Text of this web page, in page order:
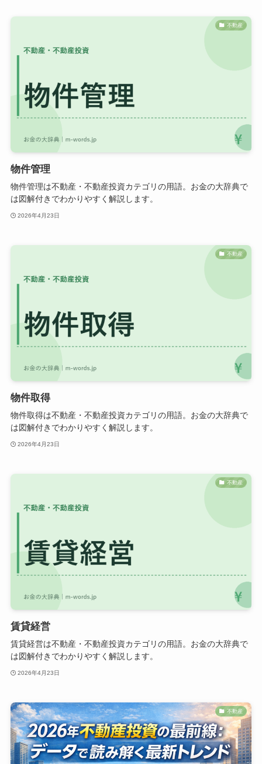
不動産
物件管理
物件管理は不動産・不動産投資カテゴリの用語。お金の大辞典で
は図解付きでわかりやすく解説します。
2026年4月23日
不動産
物件取得
物件取得は不動産・不動産投資カテゴリの用語。お金の大辞典で
は図解付きでわかりやすく解説します。
2026年4月23日
不動産
賃貸経営
賃貸経営は不動産・不動産投資カテゴリの用語。お金の大辞典で
は図解付きでわかりやすく解説します。
2026年4月23日
不動産